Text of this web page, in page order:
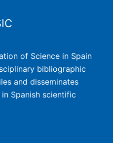
of Science in Spain
bibliographic
and disseminates
Spanish scientific